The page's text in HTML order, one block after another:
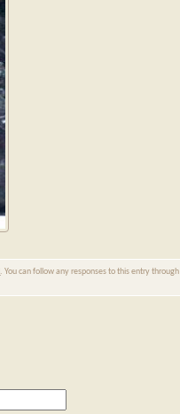
. You can follow any responses to this entry through